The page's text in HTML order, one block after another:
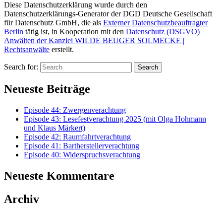
Diese Datenschutzerklärung wurde durch den
Datenschutzerklärungs-Generator der DGD Deutsche Gesellschaft
für Datenschutz GmbH, die als Externer Datenschutzbeauftragter
Berlin tätig ist, in Kooperation mit den Datenschutz (DSGVO)
Anwälten der Kanzlei WILDE BEUGER SOLMECKE |
Rechtsanwälte erstellt.
Search for: Search
Neueste Beiträge
Episode 44: Zwergenverachtung
Episode 43: Lesefestverachtung 2025 (mit Olga Hohmann
und Klaus Märkert)
Episode 42: Raumfahrtverachtung
Episode 41: Bartherstellerverachtung
Episode 40: Widerspruchsverachtung
Neueste Kommentare
Archiv